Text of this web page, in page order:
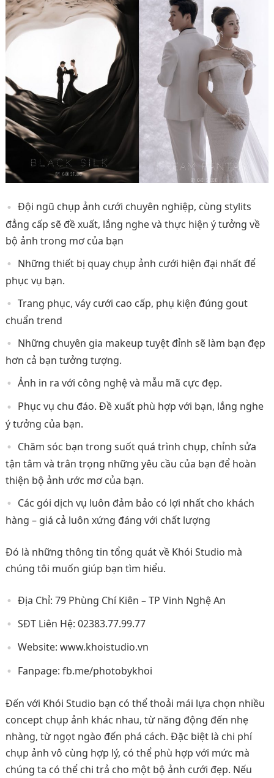
Đội ngũ chụp ảnh cưới chuyên nghiệp, cùng stylits
đẳng cấp sẽ đề xuất, lắng nghe và thực hiện ý tưởng về
bộ ảnh trong mơ của bạn
Những thiết bị quay chụp ảnh cưới hiện đại nhất để
phục vụ bạn.
Trang phục, váy cưới cao cấp, phụ kiện đúng gout
chuẩn trend
Những chuyên gia makeup tuyệt đỉnh sẽ làm bạn đẹp
hơn cả bạn tưởng tượng.
Ảnh in ra với công nghệ và mẫu mã cực đẹp.
Phục vụ chu đáo. Đề xuất phù hợp với bạn, lắng nghe
ý tưởng của bạn.
Chăm sóc bạn trong suốt quá trình chụp, chỉnh sửa
tận tâm và trân trọng những yêu cầu của bạn để hoàn
thiện bộ ảnh ước mơ của bạn.
Các gói dịch vụ luôn đảm bảo có lợi nhất cho khách
hàng – giá cả luôn xứng đáng với chất lượng
Đó là những thông tin tổng quát về Khói Studio mà
chúng tôi muốn giúp bạn tìm hiểu.
Địa Chỉ: 79 Phùng Chí Kiên – TP Vinh Nghệ An
SĐT Liên Hệ: 02383.77.99.77
Website: www.khoistudio.vn
Fanpage: fb.me/photobykhoi
Đến với Khói Studio bạn có thể thoải mái lựa chọn nhiều
concept chụp ảnh khác nhau, từ năng động đến nhẹ
nhàng, từ ngọt ngào đến phá cách. Đặc biệt là chi phí
chụp ảnh vô cùng hợp lý, có thể phù hợp với mức mà
chúng ta có thể chi trả cho một bộ ảnh cưới đẹp. Nếu